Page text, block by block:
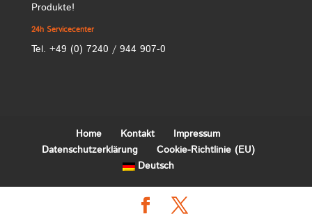
Produkte!
24h Servicecenter
Tel. +49 (0) 7240 / 944 907-0
Home Kontakt
Impressum
Datenschutzerklärung
Cookie-Richtlinie (EU)
Deutsch